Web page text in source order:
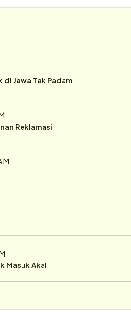
di Jawa Tak Padam
Reklamasi
Masuk Akal